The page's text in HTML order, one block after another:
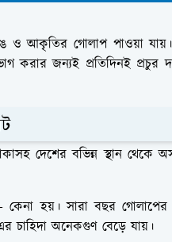
ও আকৃতির গোলাপ পাওয়া
জন্যই প্রতিদিনই প্রচুর
দেশের বভিন্ন স্থান
হয়। সারা বছর গোলাপের
চাহিদা অনেকগুণ বেড়ে যায়।